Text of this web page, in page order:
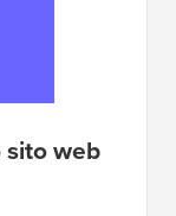
sito web